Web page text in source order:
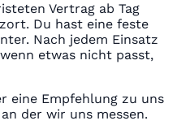
Vertrag ab Tag
Du hast eine feste
Nach jedem Einsatz
etwas nicht passt,
eine Empfehlung zu uns
der wir uns messen.